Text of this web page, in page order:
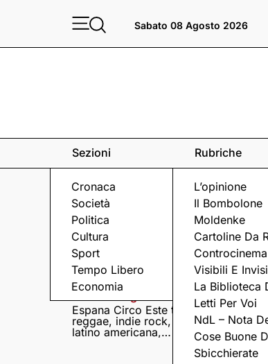
Sabato 08 Agosto 2026
Sezioni
Cronaca
Società
Politica
Cultura
Sport
Tempo Libero
Economia
Rubriche
L’opinione
Il Bombolone
Moldenke
Cartoline Da
Controcinema
Visibili E
La Biblioteca
Letti Per Voi
NdL – Nota
Cose Buone
Sbicchierate
Eventi a Ravenna e dintorni
Espana Circo Este tra
reggae, indie rock,
latino americana,
Domenica 9
Hernandez &
Sampedro
il nuovo
Lumina